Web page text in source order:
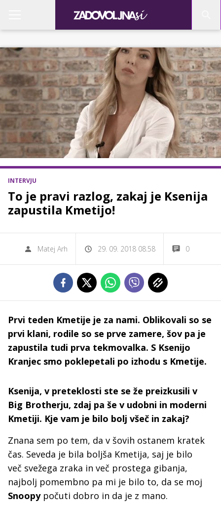
INTERVJU
To je pravi razlog, zakaj je Ksenija
zapustila Kmetijo!
Matej Arh 29. 09. 2018 08.58 0
Prvi teden Kmetije je za nami. Oblikovali so se
prvi klani, rodile so se prve zamere, šov pa je
zapustila tudi prva tekmovalka. S Ksenijo
Kranjec smo poklepetali po izhodu s Kmetije.
Ksenija, v preteklosti ste se že preizkusili v
Big Brotherju, zdaj pa še v udobni in moderni
Kmetiji. Kje vam je bilo bolj všeč in zakaj?
Znana sem po tem, da v šovih ostanem kratek
čas. Seveda je bila boljša Kmetija, saj je bilo
več svežega zraka in več prostega gibanja,
najbolj pomembno pa mi je bilo to, da se moj
Snoopypočuti dobro in da je z mano.